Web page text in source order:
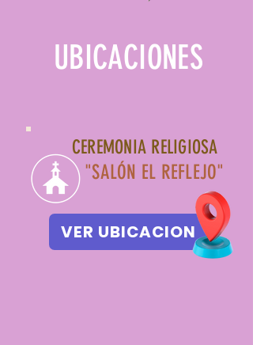
UBICACIONES
CEREMONIA RELIGIOSA
"SALÓN EL REFLEJO"
VER UBICACION